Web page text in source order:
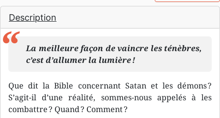
Description
La meilleure façon de vaincre les ténèbres,
c’est d’allumer la lumière !
Que dit la Bible concernant Satan et les démons ?
S’agit-il d’une réalité, sommes-nous appelés à les
combattre ? Quand ? Comment ?